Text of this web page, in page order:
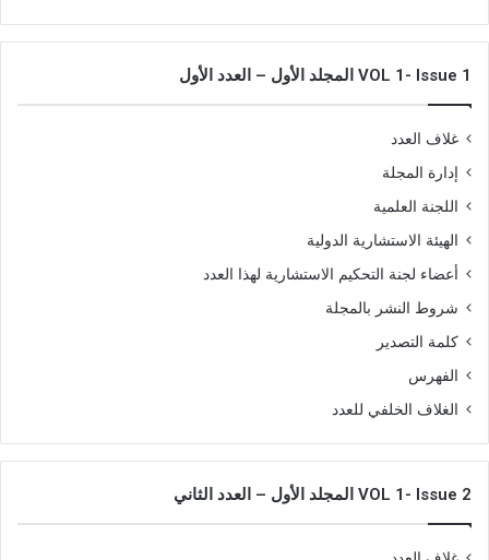
VOL 1- Issue 1 المجلد الأول – العدد الأول
غلاف العدد
إدارة المجلة
اللجنة العلمية
الهيئة الاستشارية الدولية
أعضاء لجنة التحكيم الاستشارية لهذا العدد
شروط النشر بالمجلة
كلمة التصدير
الفهرس
الغلاف الخلفي للعدد
VOL 1- Issue 2 المجلد الأول – العدد الثاني